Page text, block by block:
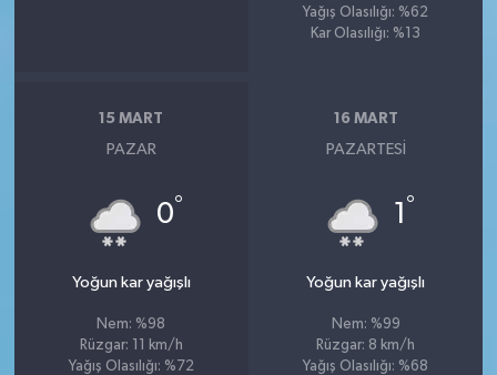
Yağış Olasılığı: %62
Kar Olasılığı: %13
15 MART
PAZAR
0°
Yoğun kar yağışlı
Nem: %98
Rüzgar: 11 km/h
Yağış Olasılığı: %72
16 MART
PAZARTESI
1 °
Yoğun kar yağışlı
Nem: %99
Rüzgar: 8 km/h
Yağış Olasılığı: %68